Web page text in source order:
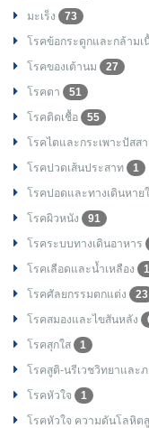
มะเร็ง
73
โรคข้อกระดูกและกล้ามเ
โรคของเต้านม
27
โรคตา
51
โรคติดเชื้อ
55
โรคไตและกระเพาะปัสส
โรคปวดเส้นประสาท
1
โรคปอดและทางเดินหาย
โรคผิวหนัง
91
โรคระบบทางเดินอาหาร
โรคเลือดและน้ำเหลือง
โรคศัลยกรรมตกแต่ง
23
โรคสมองและไขสันหลัง
โรคสุกใส
1
โรคสูติ-นรีเวชวิทยาและ
โรคหัวใจ
1
โรคหัวใจ ความดันโลหิต